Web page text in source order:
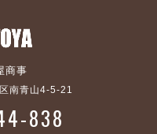
商事
南青山4-5-21
838